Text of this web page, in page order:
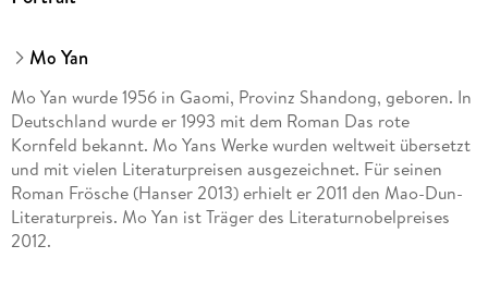
Mo Yan
Mo Yan wurde 1956 in Gaomi, Provinz Shandong, geboren. In
Deutschland wurde er 1993 mit dem Roman Das rote
Kornfeld bekannt. Mo Yans Werke wurden weltweit übersetzt
und mit vielen Literaturpreisen ausgezeichnet. Für seinen
Roman Frösche (Hanser 2013) erhielt er 2011 den Mao-Dun-
Literaturpreis. Mo Yan ist Träger des Literaturnobelpreises
2012.